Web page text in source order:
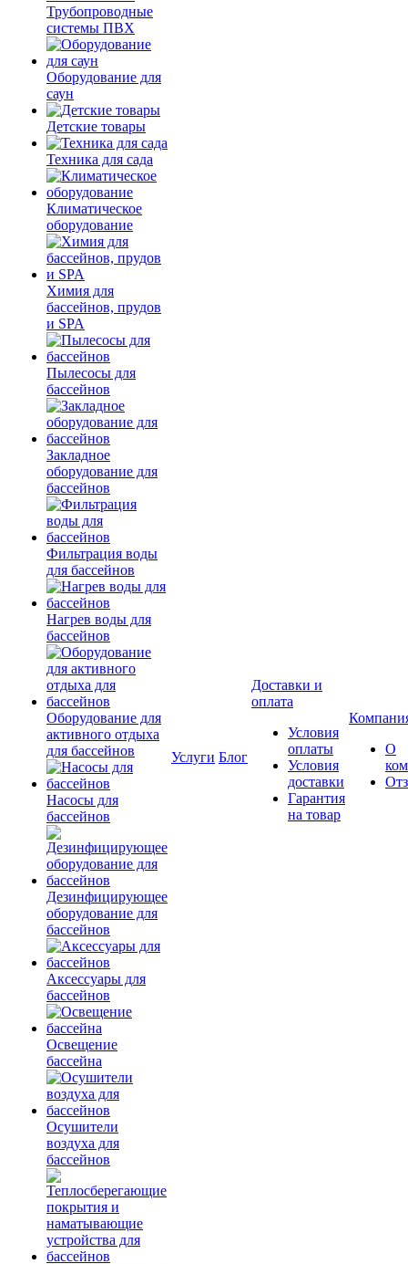
Трубопроводные
системы ПВХ
Оборудование для
саун
Детские товары
Техника для сада
Климатическое
оборудование
Химия для
бассейнов, прудов
и SPA
Пылесосы для
бассейнов
Закладное
оборудование для
бассейнов
Фильтрация воды
для бассейнов
Нагрев воды для
бассейнов
Оборудование для
активного отдыха
для бассейнов
Насосы для
бассейнов
Дезинфицирующее
оборудование для
бассейнов
Аксессуары для
бассейнов
Освещение
бассейна
Осушители
воздуха для
бассейнов
Услуги Блог
Доставки и
оплата
Условия
оплаты
Условия
доставки
Гарантия
на товар
О